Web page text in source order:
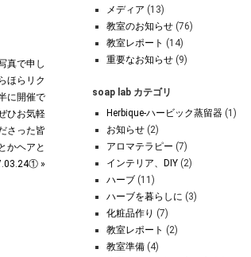
真で申し
ほらリク
に開催で
ひお気軽
さった皆
かヘアと
»
メディア (13)
教室のお知らせ (76)
教室レポート (14)
重要なお知らせ (9)
soap lab カテゴリ
Herbique-ハービック蒸留器 (1)
お知らせ (2)
アロマテラピー (7)
インテリア、DIY (2)
ハーブ (11)
ハーブを暮らしに (3)
化粧品作り (7)
教室レポート (2)
教室準備 (4)